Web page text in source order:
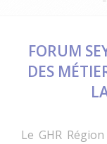
FORUM
DES
Le GHR